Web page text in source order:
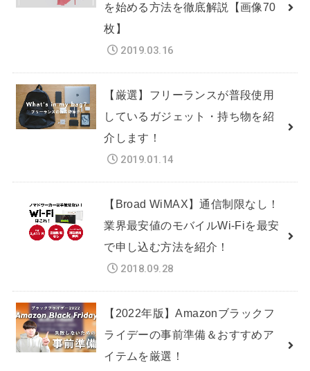
を始める方法を徹底解説【画像70
枚】
2019.03.16
【厳選】フリーランスが普段使用
しているガジェット・持ち物を紹
介します！
2019.01.14
【Broad WiMAX】通信制限なし！
業界最安値のモバイルWi-Fiを最安
で申し込む方法を紹介！
2018.09.28
【2022年版】Amazonブラックフ
ライデーの事前準備＆おすすめア
イテムを厳選！